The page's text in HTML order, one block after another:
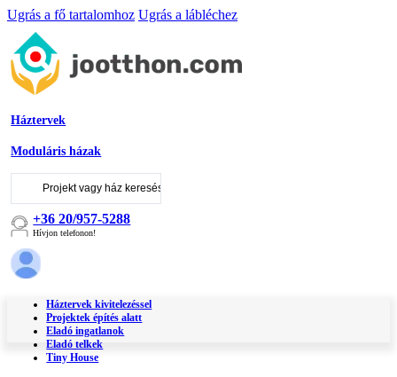
Ugrás a fő tartalomhoz Ugrás a lábléchez
Háztervek
Moduláris házak
+36 20/957-5288
Hívjon telefonon!
Háztervek kivitelezéssel
Projektek építés alatt
Eladó ingatlanok
Eladó telkek
Tiny House